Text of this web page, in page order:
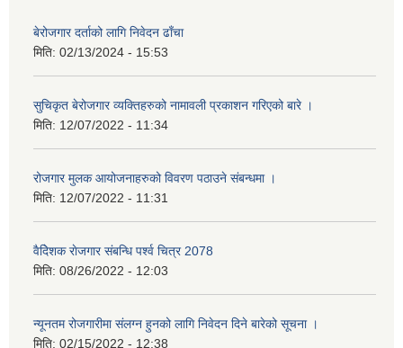
बेरोजगार दर्ताको लागि निवेदन ढाँचा
मिति: 02/13/2024 - 15:53
सुचिकृत बेरोजगार व्यक्तिहरुको नामावली प्रकाशन गरिएको बारे ।
मिति: 12/07/2022 - 11:34
रोजगार मुलक आयोजनाहरुको विवरण पठाउने संबन्धमा ।
मिति: 12/07/2022 - 11:31
वैदेिशक राेजगार संबन्धि पर्श्व चित्र 2078
मिति: 08/26/2022 - 12:03
न्यूनतम रोजगारीमा संलग्न हुनको लागि निवेदन दिने बारेको सूचना ।
मिति: 02/15/2022 - 12:38